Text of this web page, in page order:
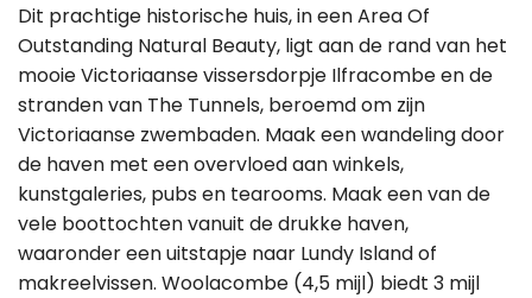
Dit prachtige historische huis, in een Area Of
Outstanding Natural Beauty, ligt aan de rand van het
mooie Victoriaanse vissersdorpje Ilfracombe en de
stranden van The Tunnels, beroemd om zijn
Victoriaanse zwembaden. Maak een wandeling door
de haven met een overvloed aan winkels,
kunstgaleries, pubs en tearooms. Maak een van de
vele boottochten vanuit de drukke haven,
waaronder een uitstapje naar Lundy Island of
makreelvissen. Woolacombe (4,5 mijl) biedt 3 mijl